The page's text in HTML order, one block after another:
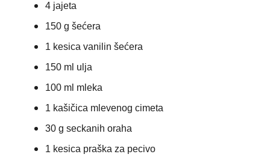
4 jajeta
150 g šećera
1 kesica vanilin šećera
150 ml ulja
100 ml mleka
1 kašičica mlevenog cimeta
30 g seckanih oraha
1 kesica praška za pecivo